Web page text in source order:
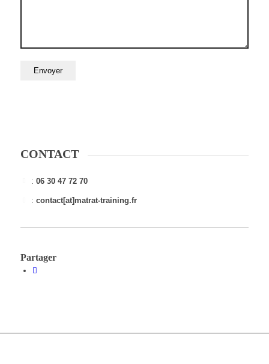
CONTACT
:06 30 47 72 70
:contact[at]matrat-training.fr
Partager